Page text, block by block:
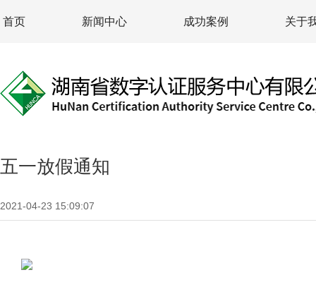
首页 新闻中心 成功案例 关于
五一放假通知
2021-04-23 15:09:07